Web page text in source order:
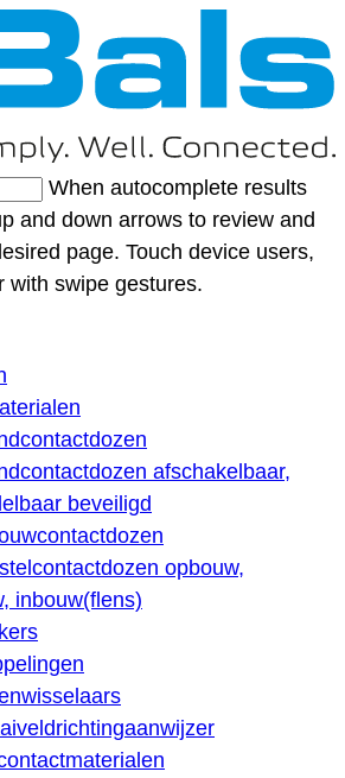
When autocomplete results
and down arrows to review and
page. Touch device users,
with swipe gestures.
afschakelbaar,
beveiligd
opbouw,
inbouw(flens)